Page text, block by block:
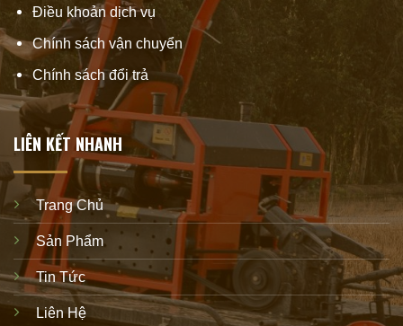
Điều khoản dịch vụ
Chính sách vận chuyển
Chính sách đổi trả
LIÊN KẾT NHANH
Trang Chủ
Sản Phẩm
Tin Tức
Liên Hệ